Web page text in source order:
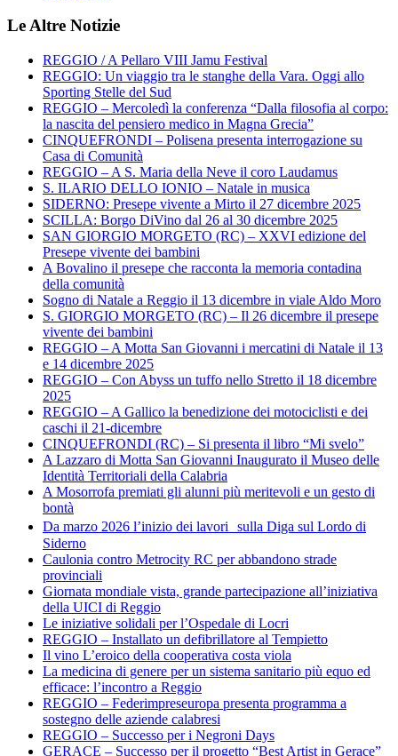
Le Altre Notizie
REGGIO / A Pellaro VIII Jamu Festival
REGGIO: Un viaggio tra le stanghe della Vara. Oggi allo
Sporting Stelle del Sud
REGGIO – Mercoledì la conferenza “Dalla filosofia al corpo:
la nascita del pensiero medico in Magna Grecia”
CINQUEFRONDI – Polisena presenta interrogazione su
Casa di Comunità
REGGIO – A S. Maria della Neve il coro Laudamus
S. ILARIO DELLO IONIO – Natale in musica
SIDERNO: Presepe vivente a Mirto il 27 dicembre 2025
SCILLA: Borgo DiVino dal 26 al 30 dicembre 2025
SAN GIORGIO MORGETO (RC) – XXVI edizione del
Presepe vivente dei bambini
A Bovalino il presepe che racconta la memoria contadina
della comunità
Sogno di Natale a Reggio il 13 dicembre in viale Aldo Moro
S. GIORGIO MORGETO (RC) – Il 26 dicembre il presepe
vivente dei bambini
REGGIO – A Motta San Giovanni i mercatini di Natale il 13
e 14 dicembre 2025
REGGIO – Con Abyss un tuffo nello Stretto il 18 dicembre
2025
REGGIO – A Gallico la benedizione dei motociclisti e dei
caschi il 21-dicembre
CINQUEFRONDI (RC) – Si presenta il libro “Mi svelo”
A Lazzaro di Motta San Giovanni Inaugurato il Museo delle
Identità Territoriali della Calabria
A Mosorrofa premiati gli alunni più meritevoli e un gesto di
bontà
Da marzo 2026 l’inizio dei lavori sulla Diga sul Lordo di
Siderno
Caulonia contro Metrocity RC per abbandono strade
provinciali
Giornata mondiale vista, grande partecipazione all’iniziativa
della UICI di Reggio
Le iniziative solidali per l’Ospedale di Locri
REGGIO – Installato un defibrillatore al Tempietto
Il vino L’eroico della cooperativa costa viola
La medicina di genere per un sistema sanitario più equo ed
efficace: l’incontro a Reggio
REGGIO – Federimpreseuropa presenta programma a
sostegno delle aziende calabresi
REGGIO – Successo per i Negroni Days
GERACE – Successo per il progetto “Best Artist in Gerace”